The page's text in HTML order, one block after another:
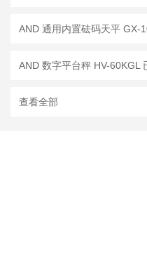
查看全部